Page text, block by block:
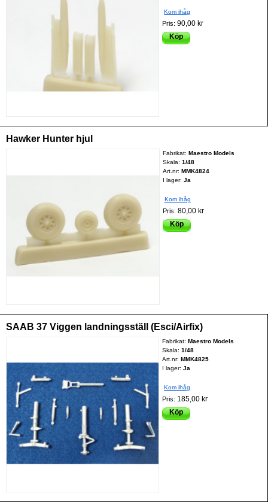
Kom ihåg
Pris:90,00 kr
Köp
Hawker Hunter hjul
Fabrikat: Maestro Models
Skala: 1/48
Art.nr: MMK4824
I lager: Ja
Kom ihåg
Pris: 80,00 kr
Köp
SAAB 37 Viggen landningsställ (Esci/Airfix)
Fabrikat:Maestro Models
Skala:1/48
Art.nr:MMK4825
I lager: Ja
Kom ihåg
Pris: 185,00 kr
Köp